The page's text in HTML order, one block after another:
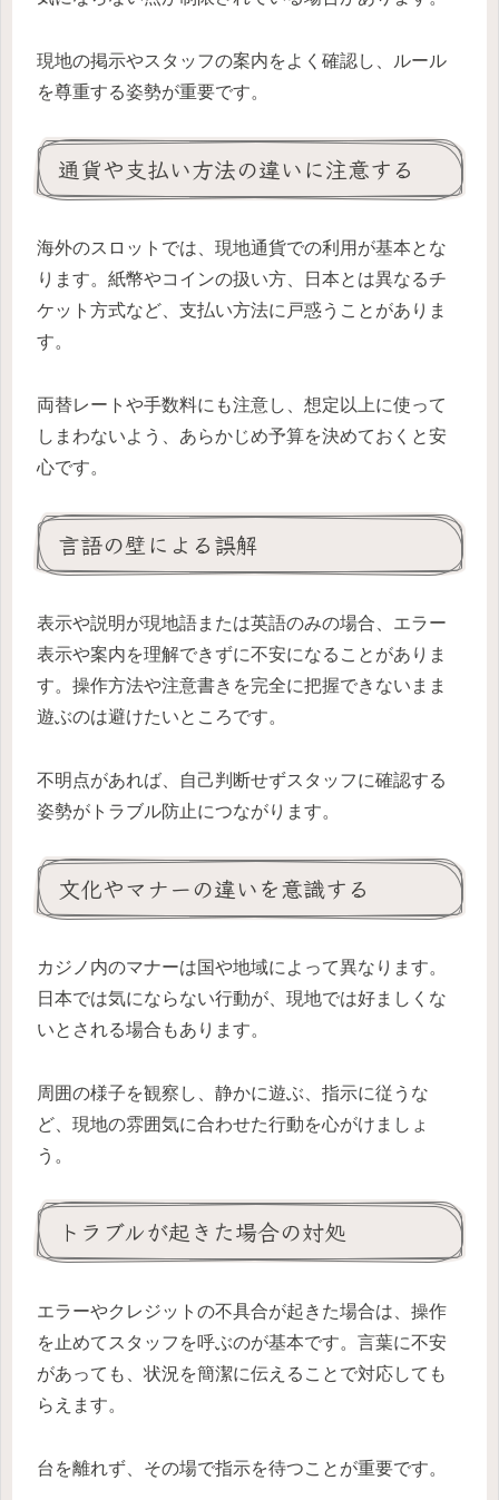
現地の掲示やスタッフの案内をよく確認し、ルール
を尊重する姿勢が重要です。
通貨や支払い方法の違いに注意する
海外のスロットでは、現地通貨での利用が基本とな
ります。紙幣やコインの扱い方、日本とは異なるチ
ケット方式など、支払い方法に戸惑うことがありま
す。
両替レートや手数料にも注意し、想定以上に使って
しまわないよう、あらかじめ予算を決めておくと安
心です。
言語の壁による誤解
表示や説明が現地語または英語のみの場合、エラー
表示や案内を理解できずに不安になることがありま
す。操作方法や注意書きを完全に把握できないまま
遊ぶのは避けたいところです。
不明点があれば、自己判断せずスタッフに確認する
姿勢がトラブル防止につながります。
文化やマナーの違いを意識する
カジノ内のマナーは国や地域によって異なります。
日本では気にならない行動が、現地では好ましくな
いとされる場合もあります。
周囲の様子を観察し、静かに遊ぶ、指示に従うな
ど、現地の雰囲気に合わせた行動を心がけましょ
う。
トラブルが起きた場合の対処
エラーやクレジットの不具合が起きた場合は、操作
を止めてスタッフを呼ぶのが基本です。言葉に不安
があっても、状況を簡潔に伝えることで対応しても
らえます。
台を離れず、その場で指示を待つことが重要です。